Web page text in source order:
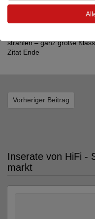
Konzert bis hin zur
heraus und schickt ihn
strahlen – ganz große
Zitat Ende
Vorheriger Beitrag
Inserate von HiFi -
markt